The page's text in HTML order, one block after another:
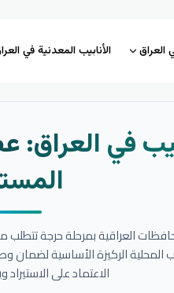
العراق الأنابيب المعدنية في
في العراق:
العراقية بمرحلة حرجة
المحلية الركيزة الأساسية
الاعتماد على الاستيراد